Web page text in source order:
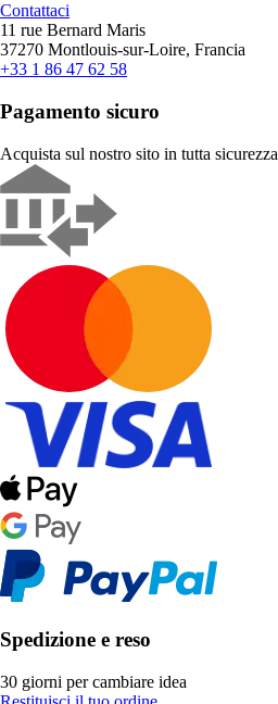
Contattaci
11 rue Bernard Maris
37270 Montlouis-sur-Loire, Francia
+33 1 86 47 62 58
Pagamento sicuro
Acquista sul nostro sito in tutta sicurezza
Spedizione e reso
30 giorni per cambiare idea